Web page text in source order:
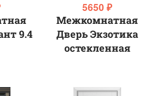
9.4
5650 ₽
Межкомнатная
Дверь Экзотика
остекленная